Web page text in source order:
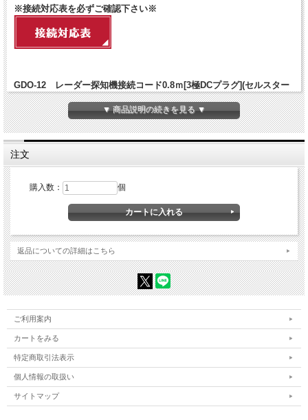
※接続対応表を必ずご確認下さい※
GDO-12 レーダー探知機接続コード0.8ｍ[3極DCプラグ](セルスター
製ドライブレコーダー専用)
PDF取扱説明書
セルスター製ドライブレコーダー専用電源接続、ビデオ出力コード
（3極）です。
カメラ警告対応のセルスター製レーダー探知機に接続し、電源の供給
LIVEで表示する事ができます。
＜対応ドライブレコーダー＞
81WQH/CS-91FH/CS-41FH
CS-61FH/CS-32FH/CS-360FH/CS-71FW/CS-92WQH/CD-20/CS-
72FH/CS-93FH/CS-33FH/CD-50
CS-364FH
※以下の製品では動作はしますが、車両への取り付けが出来ない、ま
たは制限があります。
CSD-620FH/CSD-630FH
[主要諸元]
・コード長 0.8ｍ
・入力電圧 DC12V
・電源プラグ Φ3.5（3極）
▼ 商品説明の続きを見る ▼
注文
購入数： 個
返品についての詳細はこちら
ご利用案内
カートをみる
特定商取引法表示
個人情報の取扱い
サイトマップ